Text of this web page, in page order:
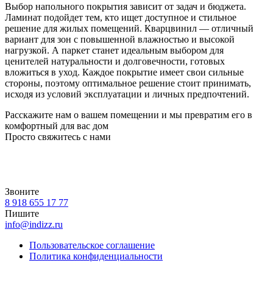
Выбор напольного покрытия зависит от задач и бюджета.
Ламинат подойдет тем, кто ищет доступное и стильное
решение для жилых помещений. Кварцвинил — отличный
вариант для зон с повышенной влажностью и высокой
нагрузкой. А паркет станет идеальным выбором для
ценителей натуральности и долговечности, готовых
вложиться в уход. Каждое покрытие имеет свои сильные
стороны, поэтому оптимальное решение стоит принимать,
исходя из условий эксплуатации и личных предпочтений.
Расскажите нам о вашем помещении и мы превратим его в
комфортный для вас дом
Просто свяжитесь с нами
Звоните
8 918 655 17 77
Пишите
info@indizz.ru
Пользовательское соглашение
Политика конфиденциальности